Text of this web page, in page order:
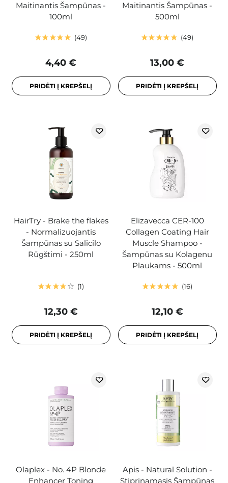
Maitinantis Šampūnas -
100ml
49
4,40 €
PRIDĖTI Į KREPŠELĮ
Maitinantis Šampūnas -
500ml
49
13,00 €
PRIDĖTI Į KREPŠELĮ
HairTry - Brake the flakes
- Normalizuojantis
Šampūnas su Salicilo
Rūgštimi - 250ml
1
12,30 €
PRIDĖTI Į KREPŠELĮ
Elizavecca CER-100
Collagen Coating Hair
Muscle Shampoo -
Šampūnas su Kolagenu
Plaukams - 500ml
16
12,10 €
PRIDĖTI Į KREPŠELĮ
Olaplex - No. 4P Blonde
Enhancer Toning
Apis - Natural Solution -
Stiprinamasis Šampūnas